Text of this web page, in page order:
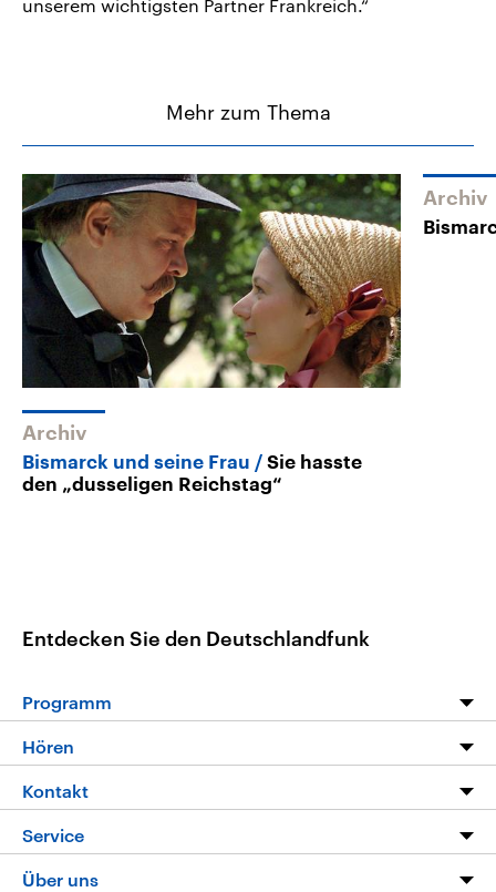
unserem wichtigsten Partner Frankreich.“
Mehr zum Thema
Archiv
Bismarck und seine Frau
Sie hasste
den „dusseligen Reichstag“
Archiv
Entdecken Sie den Deutschlandfunk
Programm
Programm
Die Nachrichten
Nachrichtenleicht
Neue Beiträge auf dlf.de
Hören
Livestream
Podcasts
Kontakt
Hörerservice
Service
FAQ
Über uns